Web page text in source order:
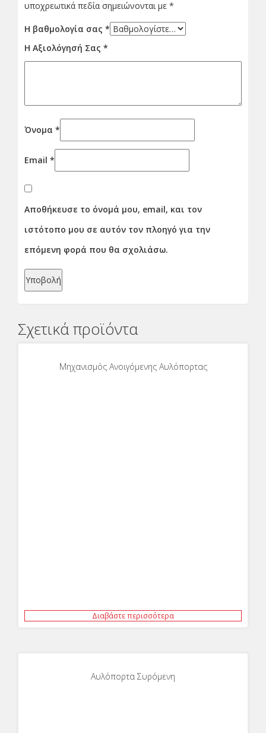
υποχρεωτικά πεδία σημειώνονται με *
Η βαθμολογία σας *
Η Αξιολόγησή Σας *
Όνομα *
Email *
Αποθήκευσε το όνομά μου, email, και τον
ιστότοπο μου σε αυτόν τον πλοηγό για την
επόμενη φορά που θα σχολιάσω.
Σχετικά προϊόντα
Μηχανισμός Ανοιγόμενης Αυλόπορτας
Διαβάστε περισσότερα
Αυλόπορτα Συρόμενη